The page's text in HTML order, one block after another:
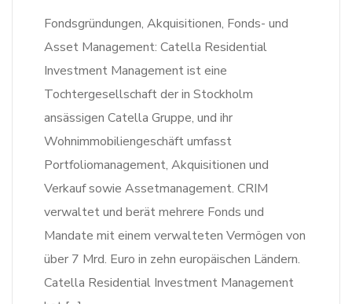
Fondsgründungen, Akquisitionen, Fonds- und
Asset Management: Catella Residential
Investment Management ist eine
Tochtergesellschaft der in Stockholm
ansässigen Catella Gruppe, und ihr
Wohnimmobiliengeschäft umfasst
Portfoliomanagement, Akquisitionen und
Verkauf sowie Assetmanagement. CRIM
verwaltet und berät mehrere Fonds und
Mandate mit einem verwalteten Vermögen von
über 7 Mrd. Euro in zehn europäischen Ländern.
Catella Residential Investment Management